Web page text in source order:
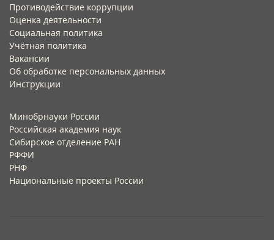
Противодействие коррупции
Оценка деятельности
Социальная политика
Учётная политика​
Вакансии​
Об обработке персональных данных​
Инструкции​
Минобрнауки России
Российская академия наук
Сибирское отделение РАН
РФФИ
РНФ
Национальные проекты России